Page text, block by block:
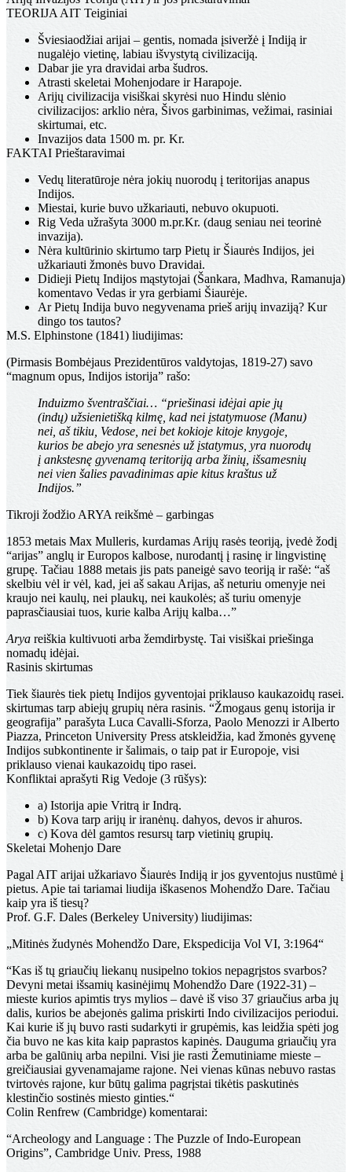
TEORIJA AIT Teiginiai
Šviesiaodžiai arijai – gentis, nomada įsiveržė į Indiją ir
nugalėjo vietinę, labiau išvystytą civilizaciją.
Dabar jie yra dravidai arba šudros.
Atrasti skeletai Mohenjodare ir Harapoje.
Arijų civilizacija visiškai skyrėsi nuo Hindu slėnio
civilizacijos: arklio nėra, Šivos garbinimas, vežimai, rasiniai
skirtumai, etc.
Invazijos data 1500 m. pr. Kr.
FAKTAI Prieštaravimai
Vedų literatūroje nėra jokių nuorodų į teritorijas anapus
Indijos.
Miestai, kurie buvo užkariauti, nebuvo okupuoti.
Rig Veda užrašyta 3000 m.pr.Kr. (daug seniau nei teorinė
invazija).
Nėra kultūrinio skirtumo tarp Pietų ir Šiaurės Indijos, jei
užkariauti žmonės buvo Dravidai.
Didieji Pietų Indijos mąstytojai (Šankara, Madhva, Ramanuja)
komentavo Vedas ir yra gerbiami Šiaurėje.
Ar Pietų Indija buvo negyvenama prieš arijų invaziją? Kur
dingo tos tautos?
M.S. Elphinstone (1841) liudijimas:
(Pirmasis Bombėjaus Prezidentūros valdytojas, 1819-27) savo
“magnum opus, Indijos istorija” rašo:
Induizmo šventraščiai… “priešinasi idėjai apie jų
(indų) užsienietišką kilmę, kad nei įstatymuose (Manu)
nei, aš tikiu, Vedose, nei bet kokioje kitoje knygoje,
kurios be abejo yra senesnės už įstatymus, yra nuorodų
į ankstesnę gyvenamą teritoriją arba žinių, išsamesnių
nei vien šalies pavadinimas apie kitus kraštus už
Indijos.”
Tikroji žodžio ARYA reikšmė – garbingas
1853 metais Max Mulleris, kurdamas Arijų rasės teoriją, įvedė žodį
“arijas” anglų ir Europos kalbose, nurodantį į rasinę ir lingvistinę
grupę. Tačiau 1888 metais jis pats paneigė savo teoriją ir rašė: “aš
skelbiu vėl ir vėl, kad, jei aš sakau Arijas, aš neturiu omenyje nei
kraujo nei kaulų, nei plaukų, nei kaukolės; aš turiu omenyje
paprasčiausiai tuos, kurie kalba Arijų kalba…”
Arya reiškia kultivuoti arba žemdirbystę. Tai visiškai priešinga
nomadų idėjai.
Rasinis skirtumas
Tiek šiaurės tiek pietų Indijos gyventojai priklauso kaukazoidų rasei.
skirtumas tarp abiejų grupių nėra rasinis. “Žmogaus genų istorija ir
geografija” parašyta Luca Cavalli-Sforza, Paolo Menozzi ir Alberto
Piazza, Princeton University Press atskleidžia, kad žmonės gyvenę
Indijos subkontinente ir šalimais, o taip pat ir Europoje, visi
priklauso vienai kaukazoidų tipo rasei.
Konfliktai aprašyti Rig Vedoje (3 rūšys):
a) Istorija apie Vritrą ir Indrą.
b) Kova tarp arijų ir iranėnų. dahyos, devos ir ahuros.
c) Kova dėl gamtos resursų tarp vietinių grupių.
Skeletai Mohenjo Dare
Pagal AIT arijai užkariavo Šiaurės Indiją ir jos gyventojus nustūmė į
pietus. Apie tai tariamai liudija iškasenos Mohendžo Dare. Tačiau
kaip yra iš tiesų?
Prof. G.F. Dales (Berkeley University) liudijimas:
„Mitinės žudynės Mohendžo Dare, Ekspedicija Vol VI, 3:1964“
“Kas iš tų griaučių liekanų nusipelno tokios nepagrįstos svarbos?
Devyni metai išsamių kasinėjimų Mohendžo Dare (1922-31) –
mieste kurios apimtis trys mylios – davė iš viso 37 griaučius arba jų
dalis, kurios be abejonės galima priskirti Indo civilizacijos periodui.
Kai kurie iš jų buvo rasti sudarkyti ir grupėmis, kas leidžia spėti jog
čia buvo ne kas kita kaip paprastos kapinės. Dauguma griaučių yra
arba be galūnių arba nepilni. Visi jie rasti Žemutiniame mieste –
greičiausiai gyvenamajame rajone. Nei vienas kūnas nebuvo rastas
tvirtovės rajone, kur būtų galima pagrįstai tikėtis paskutinės
klestinčio sostinės miesto ginties.“
Colin Renfrew (Cambridge) komentarai:
“Archeology and Language : The Puzzle of Indo-European
Origins”, Cambridge Univ. Press, 1988